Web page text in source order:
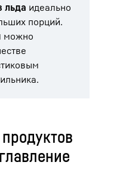
льда идеально
порций.
можно